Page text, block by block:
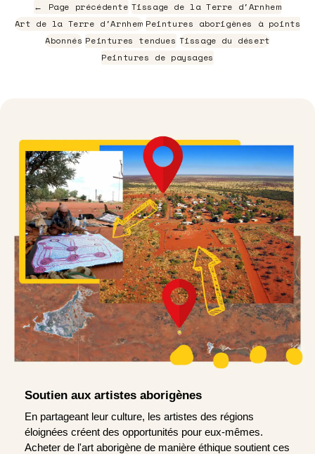
← Page précédente Tissage de la Terre d'Arnhem
Art de la Terre d'Arnhem Peintures aborigènes à points
Abonnés Peintures tendues Tissage du désert
Peintures de paysages
Soutien aux artistes aborigènes
En partageant leur culture, les artistes des régions
éloignées créent des opportunités pour eux-mêmes.
Acheter de l'art aborigène de manière éthique soutient ces